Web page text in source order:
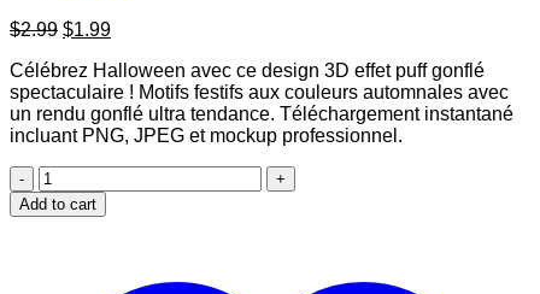
$2.99 Original
was:
$2.99.
$1.99Current
is:
$1.99.
Célébrez Halloween avec ce design 3D effet puff gonflé
spectaculaire ! Motifs festifs aux couleurs automnales avec
un rendu gonflé ultra tendance. Téléchargement instantané
incluant PNG, JPEG et mockup professionnel.
Happy
Halloween
3D
Add to cart